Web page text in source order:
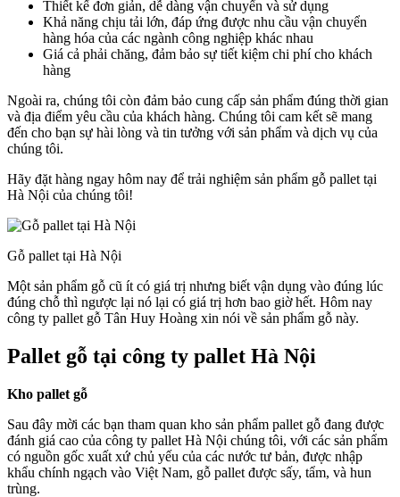
Thiết kế đơn giản, dễ dàng vận chuyển và sử dụng
Khả năng chịu tải lớn, đáp ứng được nhu cầu vận chuyển
hàng hóa của các ngành công nghiệp khác nhau
Giá cả phải chăng, đảm bảo sự tiết kiệm chi phí cho khách
hàng
Ngoài ra, chúng tôi còn đảm bảo cung cấp sản phẩm đúng thời gian
và địa điểm yêu cầu của khách hàng. Chúng tôi cam kết sẽ mang
đến cho bạn sự hài lòng và tin tưởng với sản phẩm và dịch vụ của
chúng tôi.
Hãy đặt hàng ngay hôm nay để trải nghiệm sản phẩm gỗ pallet tại
Hà Nội của chúng tôi!
Gỗ pallet tại Hà Nội
Một sản phẩm gỗ cũ ít có giá trị nhưng biết vận dụng vào đúng lúc
đúng chỗ thì ngược lại nó lại có giá trị hơn bao giờ hết. Hôm nay
công ty pallet gỗ Tân Huy Hoàng xin nói về sản phẩm gỗ này.
Pallet gỗ tại công ty pallet Hà Nội
Kho pallet gỗ
Sau đây mời các bạn tham quan kho sản phẩm pallet gỗ đang được
đánh giá cao của công ty pallet Hà Nội chúng tôi, với các sản phẩm
có nguồn gốc xuất xứ chủ yếu của các nước tư bản, được nhập
khẩu chính ngạch vào Việt Nam, gỗ pallet được sấy, tẩm, và hun
trùng.